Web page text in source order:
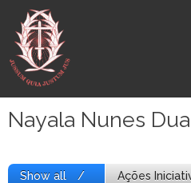
para
conteúdo
Nayala Nunes
Show all Ações